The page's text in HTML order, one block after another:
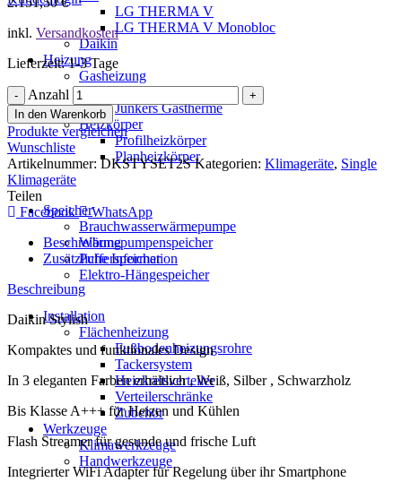
LG THERMA V
LG THERMA V Monobloc
Daikin
Heizung
Gasheizung
Vaillant Gastherme
Junkers Gastherme
Heizkörper
Profilheizkörper
Planheizkörper
Speicher
Brauchwasserwärmepumpe
Wärmepumpenspeicher
Pufferspeicher
Elektro-Hängespeicher
Installation
Flächenheizung
Fußbodenheizungsrohre
Tackersystem
Heizkreisverteiler
Verteilerschränke
Zubehör
Werkzeuge
Klimawerkzeuge
Handwerkzeuge
inkl. Versandkosten
Lieferzeit: 1-3 Tage
Anzahl
In den Warenkorb
Produkte vergleichen
Wunschliste
Artikelnummer: DKSTYSET2S Kategorien: Klimageräte, Single
Klimageräte
Teilen
Facebook
WhatsApp
Beschreibung
Zusätzliche Information
Beschreibung
Daikin Stylish
Kompaktes und funktionales Design
In 3 eleganten Farben erhältlich , Weiß, Silber , Schwarzholz
Bis Klasse A+++ für Heizen und Kühlen
Flash Streamer für gesunde und frische Luft
Integrierter WiFi Adapter für Regelung über ihr Smartphone